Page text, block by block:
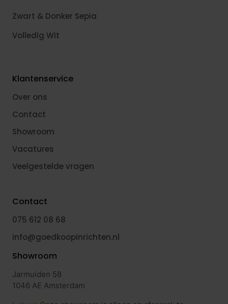
Zwart & Donker Sepia
Volledig Wit
Klantenservice
Over ons
Contact
Showroom
Vacatures
Veelgestelde vragen
Contact
075 612 08 68
info@goedkoopinrichten.nl
Showroom
Jarmuiden 58
1046 AE Amsterdam